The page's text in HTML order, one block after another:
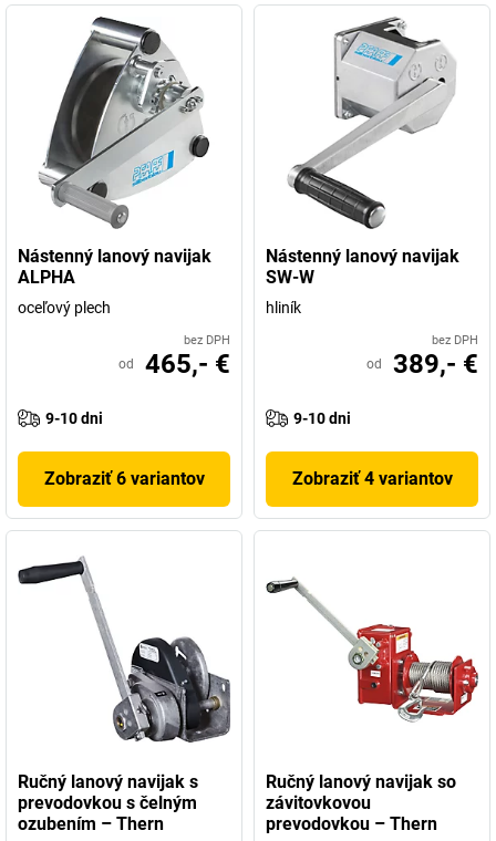
Nástenný lanový navijak
ALPHA
oceľový plech
bez DPH
od 465,- €
9-10 dni
Zobraziť 6 variantov
Nástenný lanový navijak
SW-W
hliník
bez DPH
od 389,- €
9-10 dni
Zobraziť 4 variantov
Ručný lanový navijak s
prevodovkou s čelným
ozubením – Thern
Ručný lanový navijak so
závitovkovou
prevodovkou – Thern